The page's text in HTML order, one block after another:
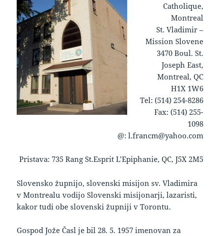
Catholique,
Montreal
St. Vladimir –
Mission Slovene
3470 Boul. St.
Joseph East,
Montreal, QC
H1X 1W6
Tel: (514) 254-8286
Fax: (514) 255-
1098
@: l.francm@yahoo.com
Pristava: 735 Rang St.Esprit L’Epiphanie, QC, J5X 2M5
keto supplement pills
Slovensko župnijo, slovenski misijon sv. Vladimira
v Montrealu vodijo Slovenski misijonarji, lazaristi,
kakor tudi obe slovenski župniji v Torontu.
Gospod Jože Časl je bil 28. 5. 1957 imenovan za